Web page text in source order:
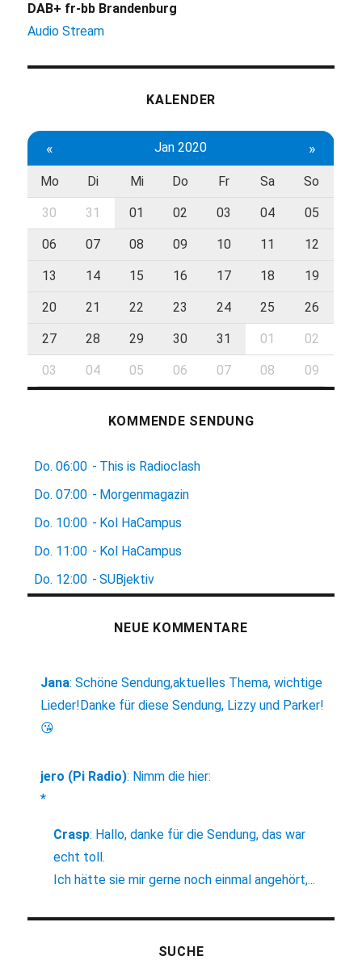
DAB+ fr-bb Brandenburg
Audio Stream
KALENDER
« Jan 2020 »
Mo Di Mi Do Fr Sa So
30 31 01 02 03 04 05
06 07 08 09 10 11 12
13 14 15 16 17 18 19
20 21 22 23 24 25 26
27 28 29 30 31 01 02
03 04 05 06 07 08 09
KOMMENDE SENDUNG
Do. 06:00 - This is Radioclash
Do. 07:00 - Morgenmagazin
Do. 10:00 - Kol HaCampus
Do. 11:00 - Kol HaCampus
Do. 12:00 - SUBjektiv
NEUE KOMMENTARE
Jana:Schöne Sendung,aktuelles Thema, wichtige
Lieder!Danke für diese Sendung, Lizzy und Parker!
😘
jero (Pi Radio): Nimm die hier:
*
Crasp: Hallo, danke für die Sendung, das war
echt toll.
Ich hätte sie mir gerne noch einmal angehört,...
SUCHE